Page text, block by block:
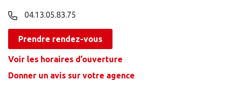
04.13.05.83.75
Prendre rendez-vous
Voir les horaires d’ouverture
Donner un avis sur votre agence